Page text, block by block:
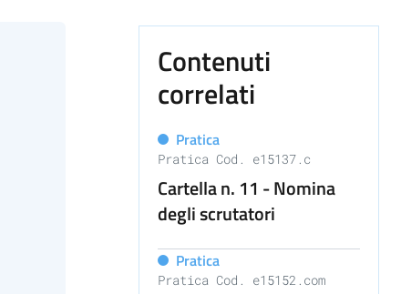
Contenuti
correlati
Pratica
Pratica Cod. e15137.c
Cartella n. 11 - Nomina
degli scrutatori
Pratica
Pratica Cod. e15152.com